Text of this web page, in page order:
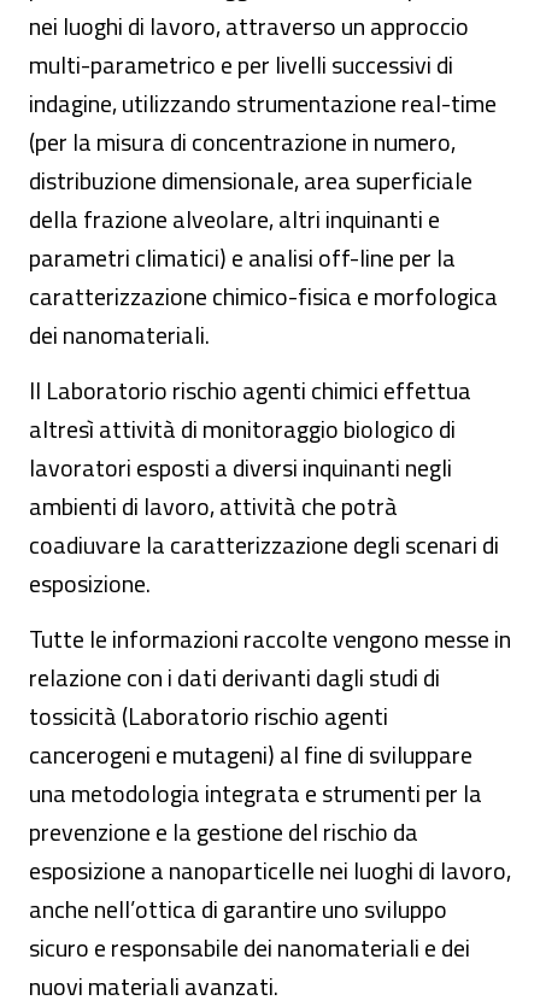
nei luoghi di lavoro, attraverso un approccio
multi-parametrico e per livelli successivi di
indagine, utilizzando strumentazione real-time
(per la misura di concentrazione in numero,
distribuzione dimensionale, area superficiale
della frazione alveolare, altri inquinanti e
parametri climatici) e analisi off-line per la
caratterizzazione chimico-fisica e morfologica
dei nanomateriali.
Il Laboratorio rischio agenti chimici effettua
altresì attività di monitoraggio biologico di
lavoratori esposti a diversi inquinanti negli
ambienti di lavoro, attività che potrà
coadiuvare la caratterizzazione degli scenari di
esposizione.
Tutte le informazioni raccolte vengono messe in
relazione con i dati derivanti dagli studi di
tossicità (Laboratorio rischio agenti
cancerogeni e mutageni) al fine di sviluppare
una metodologia integrata e strumenti per la
prevenzione e la gestione del rischio da
esposizione a nanoparticelle nei luoghi di lavoro,
anche nell’ottica di garantire uno sviluppo
sicuro e responsabile dei nanomateriali e dei
nuovi materiali avanzati.